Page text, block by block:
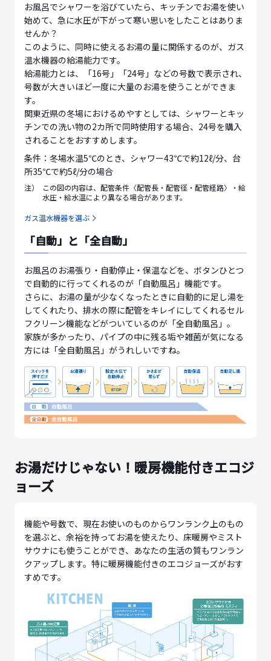
お風呂でシャワーを浴びていたら、キッチンでお湯を使い
始めて、急に水圧が下がって寒い思いをしたことはありま
せんか？
このように、同時に使えるお湯の量に関係するのが、ガス
温水機器の給湯能力です。
給湯能力とは、「16号」「24号」などの号数で表示され、
号数が大きいほど一度に大量のお湯を使うことができま
す。
関東近県の冬場におけるめやすとしては、シャワーとキッ
チンでの洗い物の2カ所で同時使用する場合、24号を購入
されることをおすすめします。
条件：冬場水温5℃のとき、シャワー43℃で約12ℓ/分、台
所35℃で約5ℓ/分の場合
注）
この図の内容は、配管条件〈配管長・配管径・配管経路〉・給
水圧・給水温により異なる場合があります。
ガス温水機器を選ぶ
「自動」と「全自動」
お風呂のお湯張り・自動停止・保温などを、ボタンひとつ
で自動的に行ってくれるのが「自動風呂」機能です。
さらに、お湯の量が少なくなったときに自動的に足し湯を
してくれたり、排水の際に配管をキレイにしてくれるセル
フクリーン機能などがついているのが「全自動風呂」。
家族が多かったり、パイプの中に残る垢や雑菌が気になる
方には「全自動風呂」がうれしいですね。
お湯だけじゃない！暖房機能付きエコジ
ョーズ
機能や号数で、現在お使いのものからワンランク上のもの
を選ぶと、余裕を持ってお湯を使えたり、床暖房やミスト
サウナにも使うことができ、あなたの生活の質もワンラン
クアップします。特に暖房機能付きのエコジョーズがおす
すめです。